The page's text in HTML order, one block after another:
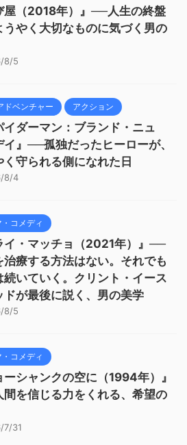
屋（2018年）』──人生の終盤
うやく大切なものに気づく男の
8/5
ドベンチャー アクション
イダーマン：ブランド・ニュ
イ』──孤独だったヒーローが、
く守られる側になれた日
8/4
・コメディ
イ・マッチョ（2021年）』──
治療する方法はない。それでも
続いていく。クリント・イース
ドが最後に説く、男の美学
8/5
・コメディ
ーシャンクの空に（1994年）』
を信じる力をくれる、希望の
7/31